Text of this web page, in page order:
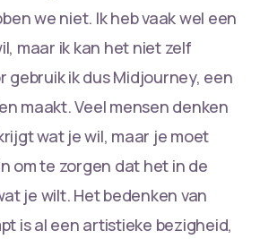
we niet. Ik heb vaak wel een
maar ik kan het niet zelf
gebruik ik dus Midjourney, een
maakt. Veel mensen denken
wat je wil, maar je moet
om te zorgen dat het in de
je wilt. Het bedenken van
is al een artistieke bezigheid,